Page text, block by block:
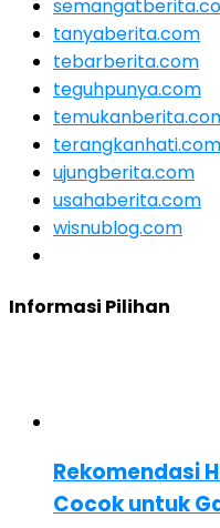
tanyaberita.com
tebarberita.com
teguhpunya.com
terangkanhati.com
ujungberita.com
usahaberita.com
wisnublog.com
Informasi Pilihan
Rekomendasi
Cocok untuk